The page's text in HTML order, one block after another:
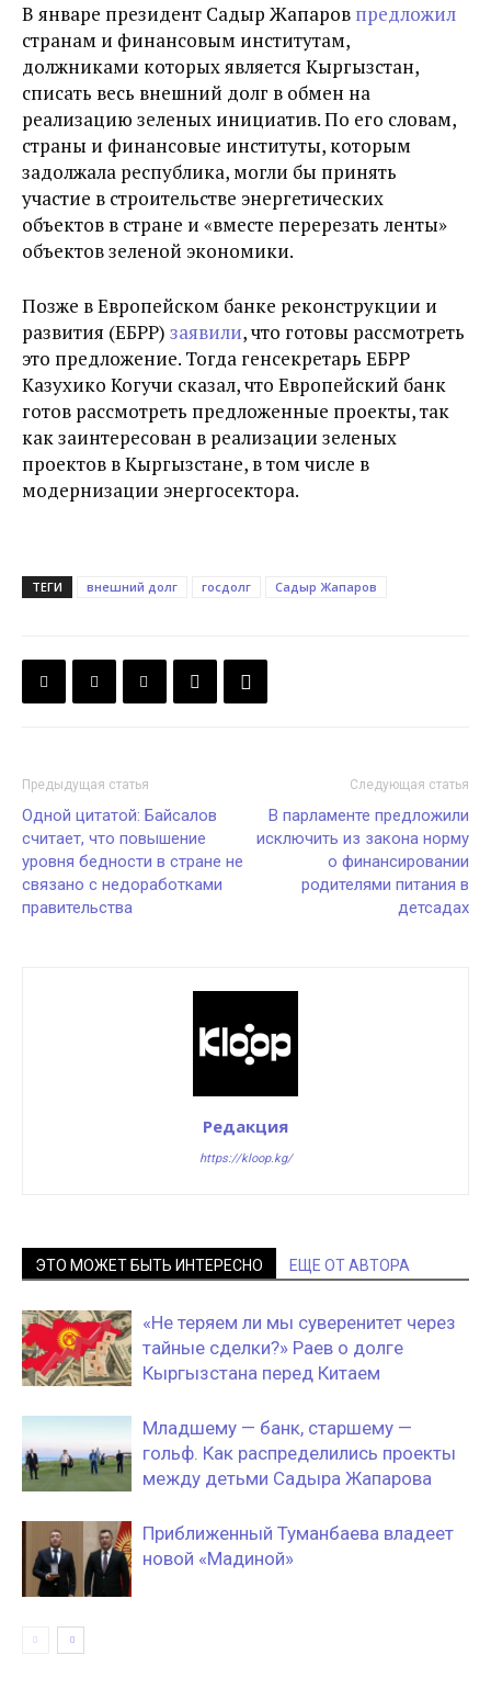
В январе президент Садыр Жапаров предложил
странам и финансовым институтам,
должниками которых является Кыргызстан,
списать весь внешний долг в обмен на
реализацию зеленых инициатив. По его словам,
страны и финансовые институты, которым
задолжала республика, могли бы принять
участие в строительстве энергетических
объектов в стране и «вместе перерезать ленты»
объектов зеленой экономики.
Позже в Европейском банке реконструкции и
развития (ЕБРР) заявили, что готовы рассмотреть
это предложение. Тогда генсекретарь ЕБРР
Казухико Когучи сказал, что Европейский банк
готов рассмотреть предложенные проекты, так
как заинтересован в реализации зеленых
проектов в Кыргызстане, в том числе в
модернизации энергосектора.
ТЕГИ внешний долг госдолг Садыр Жапаров
Предыдущая статья
Одной цитатой: Байсалов
считает, что повышение
уровня бедности в стране не
связано с недоработками
правительства
Следующая статья
В парламенте предложили
исключить из закона норму
о финансировании
родителями питания в
детсадах
Редакция
https://kloop.kg/
ЭТО МОЖЕТ БЫТЬ ИНТЕРЕСНО ЕЩЕ ОТ АВТОРА
«Не теряем ли мы суверенитет через
тайные сделки?» Раев о долге
Кыргызстана перед Китаем
Младшему — банк, старшему —
гольф. Как распределились проекты
между детьми Садыра Жапарова
Приближенный Туманбаева владеет
новой «Мадиной»